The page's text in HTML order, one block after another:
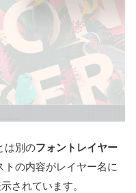
は別のフォントレイヤー
トの内容がレイヤー名に
されています。